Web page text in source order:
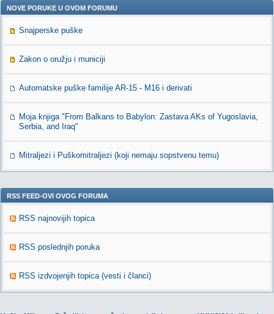
NOVE PORUKE U OVOM FORUMU
Snajperske puške
Zakon o oružju i municiji
Automatske puške familije AR-15 - M16 i derivati
Moja knjiga "From Balkans to Babylon: Zastava AKs of Yugoslavia,
Serbia, and Iraq"
Mitraljezi i Puškomitraljezi (koji nemaju sopstvenu temu)
RSS FEED-OVI OVOG FORUMA
RSS najnovijih topica
RSS poslednjih poruka
RSS izdvojenjih topica (vesti i članci)